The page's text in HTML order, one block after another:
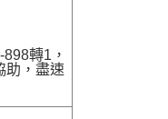
轉1，
助，盡速